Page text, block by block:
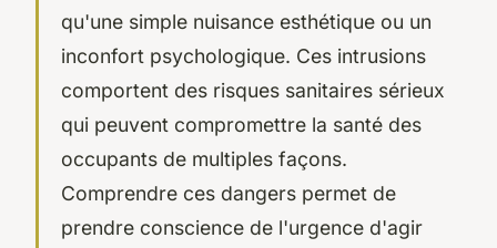
qu'une simple nuisance esthétique ou un
inconfort psychologique. Ces intrusions
comportent des risques sanitaires sérieux
qui peuvent compromettre la santé des
occupants de multiples façons.
Comprendre ces dangers permet de
prendre conscience de l'urgence d'agir